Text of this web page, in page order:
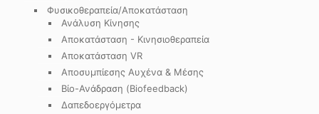
Φυσικοθεραπεία/Αποκατάσταση
Ανάλυση Κίνησης
Αποκατάσταση - Κινησιοθεραπεία
Αποκατάσταση VR
Αποσυμπίεσης Αυχένα & Μέσης
Βίο-Ανάδραση (Biofeedback)
Δαπεδοεργόμετρα